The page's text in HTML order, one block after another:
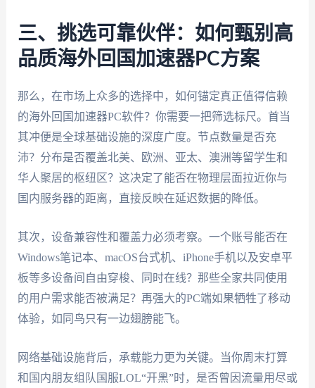
三、挑选可靠伙伴：如何甄别高
品质海外回国加速器PC方案
那么，在市场上众多的选择中，如何锚定真正值得信赖
的海外回国加速器PC软件？你需要一把筛选标尺。首当
其冲便是全球基础设施的深度广度。节点数量是否充
沛？分布是否覆盖北美、欧洲、亚太、澳洲等留学生和
华人聚居的枢纽区？这决定了能否在物理层面拉近你与
国内服务器的距离，直接反映在延迟数据的降低。
其次，设备兼容性和覆盖力必须考察。一个账号能否在
Windows笔记本、macOS台式机、iPhone手机以及安卓平
板等多设备间自由穿梭、同时在线？那些全家共同使用
的用户需求能否被满足？再强大的PC端如果牺牲了移动
体验，如同鸟只有一边翅膀能飞。
网络基础设施背后，承载能力更为关键。当你周末打算
和国内朋友组队国服LOL“开黑”时，是否曾因流量用尽或